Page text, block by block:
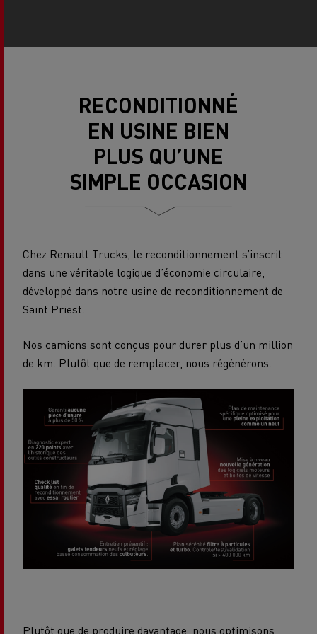
RECONDITIONNÉ
EN USINE BIEN
PLUS QU’UNE
SIMPLE OCCASION
Chez Renault Trucks, le reconditionnement s’inscrit
dans une véritable logique d’économie circulaire,
développé dans notre usine de reconditionnement de
Saint Priest.
Nos camions sont conçus pour durer plus d’un million
de km. Plutôt que de remplacer, nous régénérons.
Plutôt que de produire davantage, nous optimisons